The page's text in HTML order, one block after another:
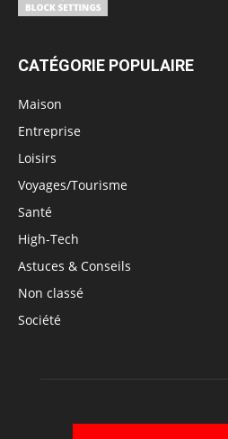
CATÉGORIE POPULAIRE
Maison
Entreprise
Loisirs
Voyages/Tourisme
Santé
High-Tech
Astuces & Conseils
Non classé
Société